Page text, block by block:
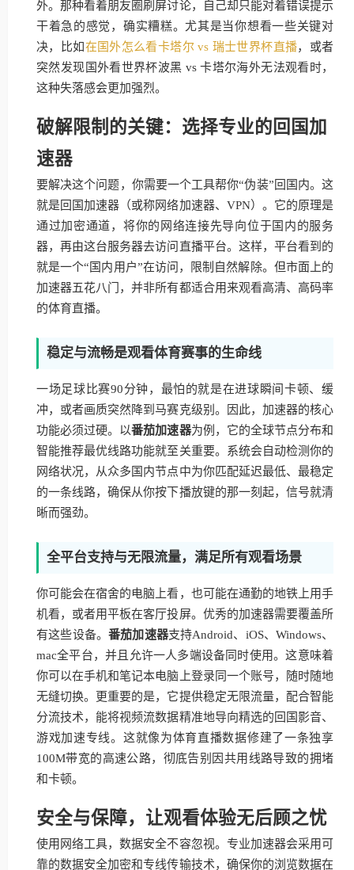
外。那种看着朋友圈刷屏讨论，自己却只能对着错误提示
干着急的感觉，确实糟糕。尤其是当你想看一些关键对
决，比如在国外怎么看卡塔尔 vs 瑞士世界杯直播，或者
突然发现国外看世界杯波黑 vs 卡塔尔海外无法观看时，
这种失落感会更加强烈。
破解限制的关键：选择专业的回国加
速器
要解决这个问题，你需要一个工具帮你“伪装”回国内。这
就是回国加速器（或称网络加速器、VPN）。它的原理是
通过加密通道，将你的网络连接先导向位于国内的服务
器，再由这台服务器去访问直播平台。这样，平台看到的
就是一个“国内用户”在访问，限制自然解除。但市面上的
加速器五花八门，并非所有都适合用来观看高清、高码率
的体育直播。
稳定与流畅是观看体育赛事的生命线
一场足球比赛90分钟，最怕的就是在进球瞬间卡顿、缓
冲，或者画质突然降到马赛克级别。因此，加速器的核心
功能必须过硬。以番茄加速器为例，它的全球节点分布和
智能推荐最优线路功能就至关重要。系统会自动检测你的
网络状况，从众多国内节点中为你匹配延迟最低、最稳定
的一条线路，确保从你按下播放键的那一刻起，信号就清
晰而强劲。
全平台支持与无限流量，满足所有观看场景
你可能会在宿舍的电脑上看，也可能在通勤的地铁上用手
机看，或者用平板在客厅投屏。优秀的加速器需要覆盖所
有这些设备。 番茄加速器支持Android、iOS、Windows、
mac全平台，并且允许一人多端设备同时使用。这意味着
你可以在手机和笔记本电脑上登录同一个账号，随时随地
无缝切换。更重要的是，它提供稳定无限流量，配合智能
分流技术，能将视频流数据精准地导向精选的回国影音、
游戏加速专线。这就像为体育直播数据修建了一条独享
100M带宽的高速公路，彻底告别因共用线路导致的拥堵
和卡顿。
安全与保障，让观看体验无后顾之忧
使用网络工具，数据安全不容忽视。专业加速器会采用可
靠的数据安全加密和专线传输技术，确保你的浏览数据在